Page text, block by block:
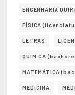
ENGENHARIA
FÍSICA
LETRAS
QUÍMICA
MATEMÁTICA
MEDICINA